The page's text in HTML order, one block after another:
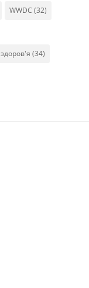
WWDC (32)
здоров'я (34)